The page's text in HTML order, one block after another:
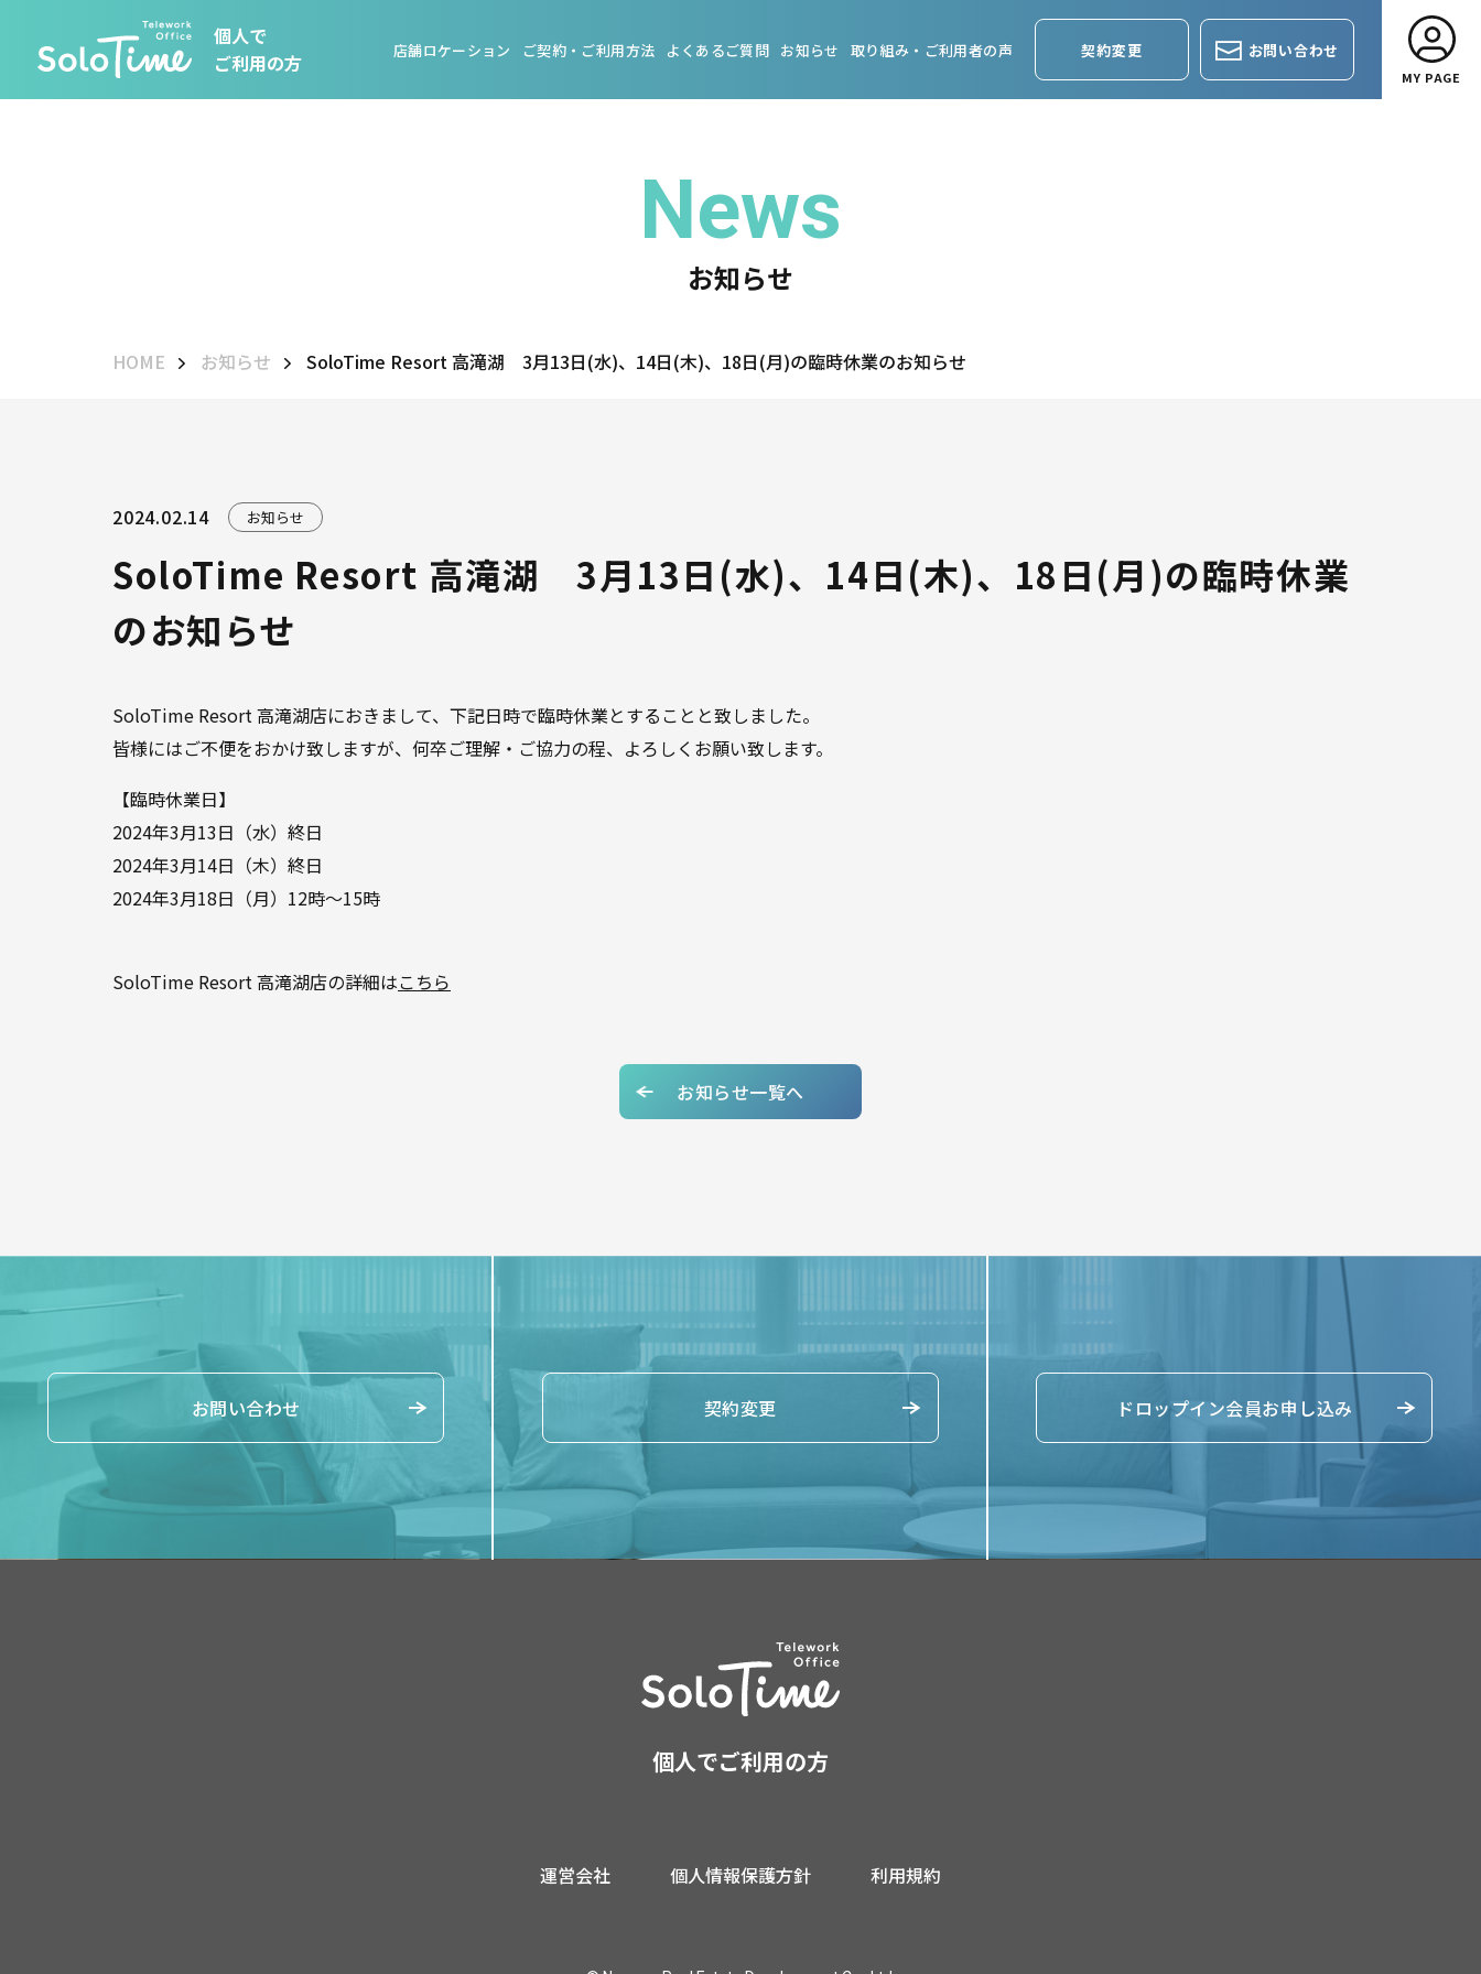
個人で
ご利用の方
店舗ロケーション ご契約・ご利用方法 よくあるご質問 お知らせ 取り組み・ご利用者の声 契約変更 お問い合わせ
MY PAGE
News
お知らせ
HOME お知らせ SoloTime Resort 高滝湖 3月13日(水)、14日(木)、18日(月)の臨時休業のお知らせ
2024.02.14 お知らせ
SoloTime Resort 高滝湖 3月13日(水)、14日(木)、18日(月)の臨時休業
のお知らせ
SoloTime Resort 高滝湖店におきまして、下記日時で臨時休業とすることと致しました。
皆様にはご不便をおかけ致しますが、何卒ご理解・ご協力の程、よろしくお願い致します。
【臨時休業日】
2024年3月13日（水）終日
2024年3月14日（木）終日
2024年3月18日（月）12時～15時
SoloTime Resort 高滝湖店の詳細はこちら
お知らせ一覧へ
お問い合わせ 契約変更 ドロップイン会員お申し込み
個人でご利用の方
運営会社 個人情報保護方針 利用規約